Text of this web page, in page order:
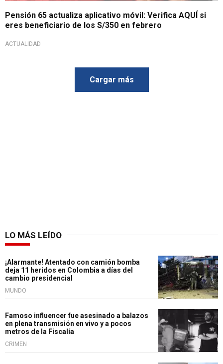
Pensión 65 actualiza aplicativo móvil: Verifica AQUÍ si
eres beneficiario de los S/350 en febrero
ACTUALIDAD
Cargar más
LO MÁS LEÍDO
¡Alarmante! Atentado con camión bomba
deja 11 heridos en Colombia a días del
cambio presidencial
MUNDO
Famoso influencer fue asesinado a balazos
en plena transmisión en vivo y a pocos
metros de la Fiscalía
CRIMEN